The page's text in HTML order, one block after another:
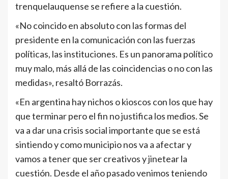
trenquelauquense se refiere a la cuestión.
«No coincido en absoluto con las formas del
presidente en la comunicación con las fuerzas
políticas, las instituciones. Es un panorama político
muy malo, más allá de las coincidencias o no con las
medidas», resaltó Borrazás.
«En argentina hay nichos o kioscos con los que hay
que terminar pero el fin no justifica los medios. Se
va a dar una crisis social importante que se está
sintiendo y como municipio nos va a afectar y
vamos a tener que ser creativos y jinetear la
cuestión. Desde el año pasado venimos teniendo